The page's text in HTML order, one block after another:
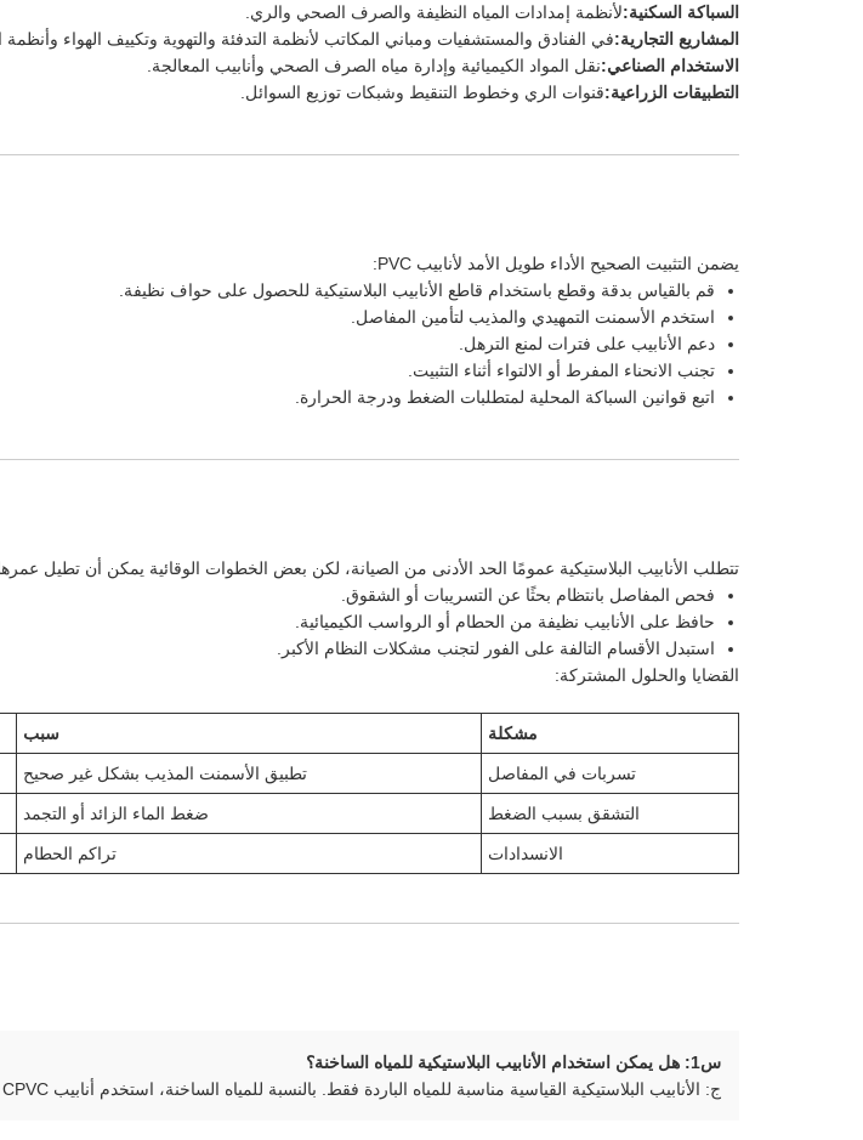
السباكة السكنية:لأنظمة إمدادات المياه النظيفة والصرف الصحي والري.
المشاريع التجارية:في الفنادق والمستشفيات ومباني المكاتب لأنظمة التدفئة والتهوية وتكييف الهواء وأنظمة
الاستخدام الصناعي:نقل المواد الكيميائية وإدارة مياه الصرف الصحي وأنابيب المعالجة.
التطبيقات الزراعية:قنوات الري وخطوط التنقيط وشبكات توزيع السوائل.
يضمن التثبيت الصحيح الأداء طويل الأمد لأنابيب PVC:
قم بالقياس بدقة وقطع باستخدام قاطع الأنابيب البلاستيكية للحصول على حواف نظيفة.
استخدم الأسمنت التمهيدي والمذيب لتأمين المفاصل.
دعم الأنابيب على فترات لمنع الترهل.
تجنب الانحناء المفرط أو الالتواء أثناء التثبيت.
اتبع قوانين السباكة المحلية لمتطلبات الضغط ودرجة الحرارة.
تتطلب الأنابيب البلاستيكية عمومًا الحد الأدنى من الصيانة، لكن بعض الخطوات الوقائية يمكن أن تطيل
فحص المفاصل بانتظام بحثًا عن التسريبات أو الشقوق.
حافظ على الأنابيب نظيفة من الحطام أو الرواسب الكيميائية.
استبدل الأقسام التالفة على الفور لتجنب مشكلات النظام الأكبر.
القضايا والحلول المشتركة:
مشكلة سبب
تسربات في المفاصل تطبيق الأسمنت المذيب بشكل غير صحيح
التشقق بسبب الضغط ضغط الماء الزائد أو التجمد
الانسدادات تراكم الحطام
س1: هل يمكن استخدام الأنابيب البلاستيكية للمياه الساخنة؟
ج: الأنابيب البلاستيكية القياسية مناسبة للمياه الباردة فقط. بالنسبة للمياه الساخنة، استخدم أنابيب CPVC التي يمكنها تحمل درجات الحرارة المرتفعة.